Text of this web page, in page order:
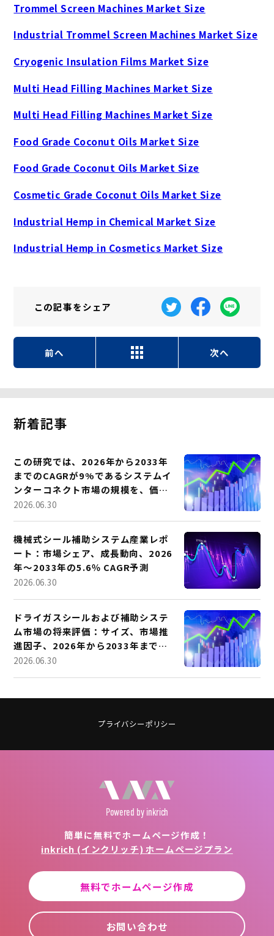
Trommel Screen Machines Market Size
Industrial Trommel Screen Machines Market Size
Cryogenic Insulation Films Market Size
Multi Head Filling Machines Market Size
Multi Head Filling Machines Market Size
Food Grade Coconut Oils Market Size
Food Grade Coconut Oils Market Size
Cosmetic Grade Coconut Oils Market Size
Industrial Hemp in Chemical Market Size
Industrial Hemp in Cosmetics Market Size
この記事をシェア
前へ 次へ
新着記事
この研究では、2026年から2033年
までのCAGRが9%であるシステムイ
ンターコネクト市場の規模を、価
値、マーケットセグメンテーショ
います。
2026.06.30
機械式シール補助システム産業レポ
ート：市場シェア、成長動向、2026
年～2033年の5.6％ CAGR予測
2026.06.30
ドライガスシールおよび補助システ
ム市場の将来評価：サイズ、市場推
進因子、2026年から2033年までの
14.9%の予想CAGR
2026.06.30
プライバシーポリシー
Powered by inkrich
簡単に無料でホームページ作成！
inkrich (インクリッチ) ホームページプラン
無料でホームページ作成
お問い合わせ